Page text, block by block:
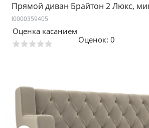
Прямой диван Брайтон 2 Люкс,
I0000359405
Оценка касанием
Оценок: 0